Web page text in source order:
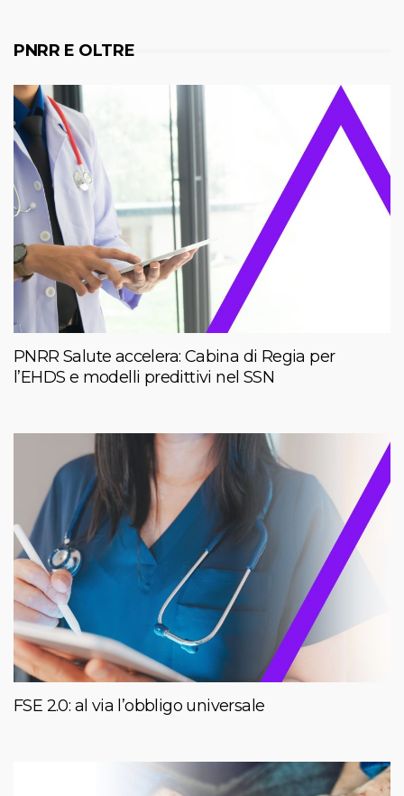
PNRR E OLTRE
PNRR Salute accelera: Cabina di Regia per
l’EHDS e modelli predittivi nel SSN
FSE 2.0: al via l’obbligo universale